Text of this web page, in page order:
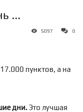
...
5097 0
пунктов, а на
дни.Это лучшая